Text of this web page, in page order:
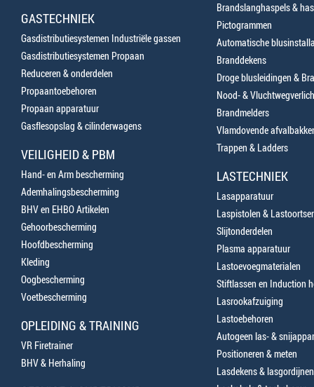
GASTECHNIEK
Gasdistributiesystemen Industriële gassen
Gasdistributiesystemen Propaan
Reduceren & onderdelen
Propaantoebehoren
Propaan apparatuur
Gasflesopslag & cilinderwagens
VEILIGHEID & PBM
Hand- en Arm bescherming
Ademhalingsbescherming
BHV en EHBO Artikelen
Gehoorbescherming
Hoofdbescherming
Kleding
Oogbescherming
Voetbescherming
OPLEIDING & TRAINING
VR Firetrainer
BHV & Herhaling
Brandslanghaspels &
Pictogrammen
Automatische
Branddekens
Droge blusleidingen &
Nood- &
Brandmelders
Vlamdovende
Trappen & Ladders
LASTECHNIEK
Lasapparatuur
Laspistolen &
Slijtonderdelen
Plasma apparatuur
Lastoevoegmaterialen
Stiftlassen en Induction
Lasrookafzuiging
Lastoebehoren
Autogeen las- &
Positioneren & meten
Lasdekens & lasgordijnen